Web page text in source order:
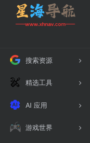
搜索资源
精选工具
AI 应用
游戏世界